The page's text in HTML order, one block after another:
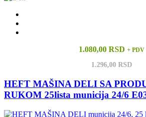
1.080,00 RSD + PDV
1.296,00 RSD
HEFT MAŠINA DELI SA
RUKOM 25lista municija 24/6